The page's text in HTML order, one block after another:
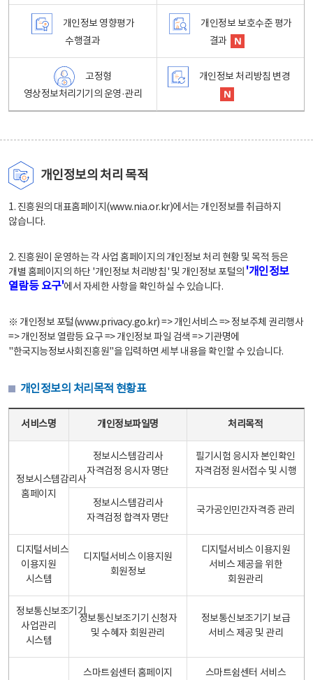
개인정보 영향평가
수행결과
개인정보 보호수준 평가
결과
고정형
영상정보처리기기의 운영·관리
개인정보 처리방침 변경
개인정보의 처리 목적
1. 진흥원의 대표홈페이지(www.nia.or.kr)에서는 개인정보를 취급하지
않습니다.
2. 진흥원이 운영하는 각 사업 홈페이지의 개인정보 처리 현황 및 목적 등은
개별 홈페이지의 하단 '개인정보 처리방침' 및 개인정보 포털의 '개인정보
열람등 요구'에서 자세한 사항을 확인하실 수 있습니다.
※ 개인정보 포털(www.privacy.go.kr) => 개인서비스 => 정보주체 권리행사
=> 개인정보 열람등 요구 => 개인정보 파일 검색 => 기관명에
"한국지능정보사회진흥원"을 입력하면 세부 내용을 확인할 수 있습니다.
개인정보의 처리목적 현황표
서비스명 개인정보파일명 처리목적
정보시스템감리사
홈페이지
정보시스템감리사
자격검정 응시자 명단
필기시험 응시자 본인확인
자격검정 원서접수 및 시행
정보시스템감리사
자격검정 합격자 명단
국가공인민간자격증 관리
디지털서비스
이용지원
시스템
디지털서비스 이용지원
회원정보
디지털서비스 이용지원
서비스 제공을 위한
회원관리
정보통신보조기기
사업관리
시스템
정보통신보조기기 신청자
및 수혜자 회원관리
정보통신보조기기 보급
서비스 제공 및 관리
스마트쉼센터 홈페이지
스마트쉼센터 서비스